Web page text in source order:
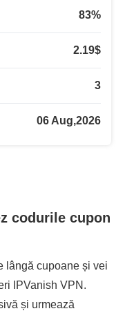
83%
2.19$
3
06 Aug,2026
codurile cupon
lângă cupoane și vei
IPVanish VPN.
și urmează